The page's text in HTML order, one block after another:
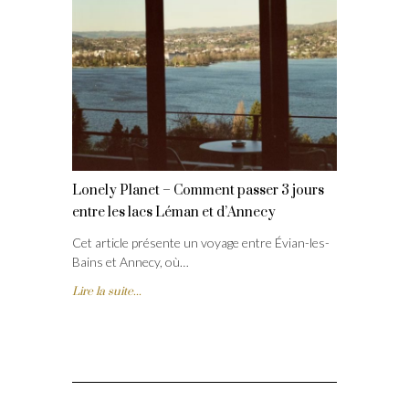
Lonely Planet – Comment passer 3 jours
entre les lacs Léman et d’Annecy
Cet article présente un voyage entre Évian-les-
Bains et Annecy, où…
Lire la suite...